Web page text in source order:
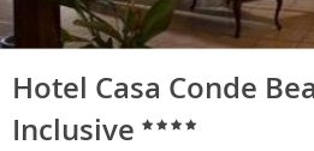
Hotel Casa Conde
Inclusive